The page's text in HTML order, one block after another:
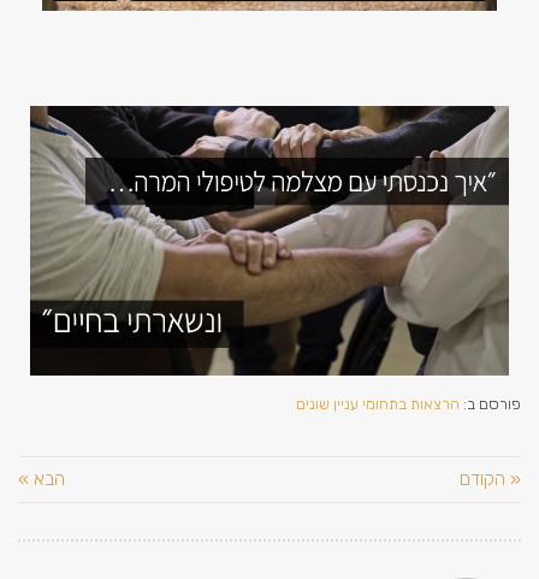
פורסם ב: הרצאות בתחומי עניין שונים
« הקודם הבא »